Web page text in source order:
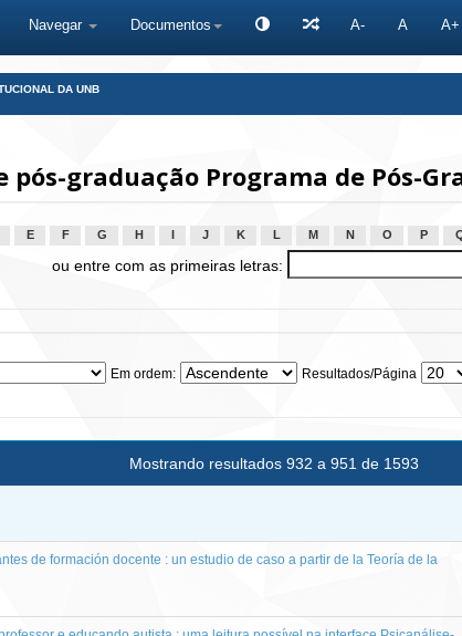
Navegar Documentos A- A A+
DA UNB
graduação Programa de Pós-
E F G H J K L M N O P
ou entre com as primeiras letras:
Em ordem: Resultados/Página
Mostrando resultados 932 a 951 de 1593
de formación docente : un estudio de caso a partir de la Teoría de la